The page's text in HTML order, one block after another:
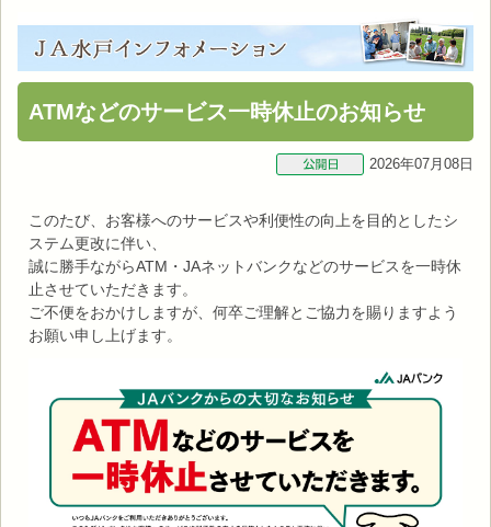
ATMなどのサービス一時休止のお知らせ
2026年07月08日
このたび、お客様へのサービスや利便性の向上を目的としたシ
ステム更改に伴い、
誠に勝手ながらATM・JAネットバンクなどのサービスを一時休
止させていただきます。
ご不便をおかけしますが、何卒ご理解とご協力を賜りますよう
お願い申し上げます。